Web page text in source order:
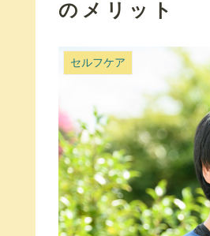
のメリット
セルフケア